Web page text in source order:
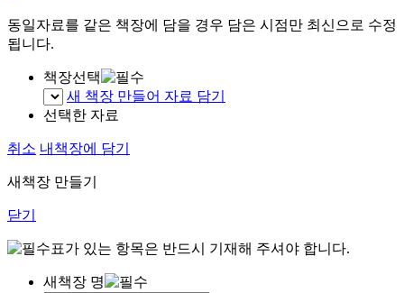
동일자료를 같은 책장에 담을 경우 담은 시점만 최신으로 수정
됩니다.
책장선택
새 책장 만들어 자료 담기
선택한 자료
취소 내책장에 담기
새책장 만들기
닫기
표가 있는 항목은 반드시 기재해 주셔야 합니다.
새책장 명